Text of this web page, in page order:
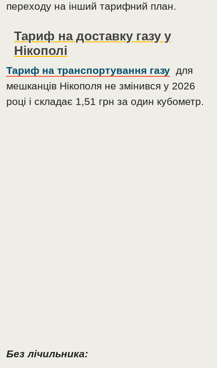
переходу на інший тарифний план.
Тариф на доставку газу у
Нікополі
Тариф на транспортування газу для
мешканців Нікополя не змінився у 2026
році і складає 1,51 грн за один кубометр.
Без лічильника: